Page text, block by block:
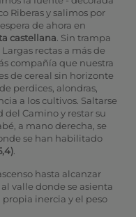
Riberas y salimos por
de ahora en
castellana . Sin trampa
rectas a más de
compañía que nuestra
de cereal sin horizonte
perdices, alondras,
a los cultivos. Saltarse
Camino y restar su
a mano derecha, se
se han habilitado
.
hasta alcanzar
valle donde se asienta
inercia y el peso